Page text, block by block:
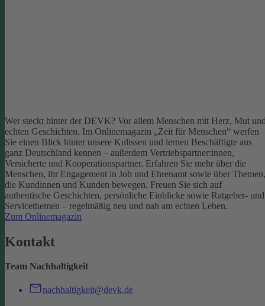
Wer steckt hinter der DEVK? Vor allem Menschen mit Herz, Mut
echten Geschichten. Im Onlinemagazin „Zeit für Menschen“ werfen
Sie einen Blick hinter unsere Kulissen und lernen Beschäftigte aus
ganz Deutschland kennen – außerdem Vertriebspartner:innen,
Versicherte und Kooperationspartner. Erfahren Sie mehr über die
Menschen, ihr Engagement in Job und Ehrenamt sowie über Themen,
die Kundinnen und Kunden bewegen. Freuen Sie sich auf
authentische Geschichten, persönliche Einblicke sowie Ratgeber- und
Servicethemen – regelmäßig neu und nah am echten Leben.
Zum Onlinemagazin
Kontakt
Team Nachhaltigkeit
nachhaltigkeit@devk.de